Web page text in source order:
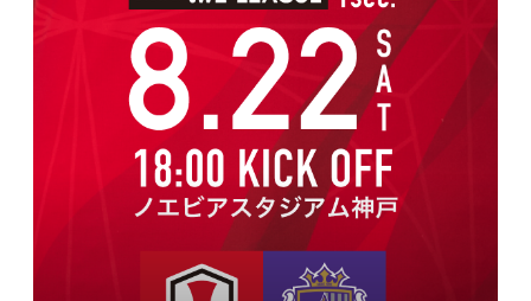
試合
アカデミー
ホームタウン
イベント